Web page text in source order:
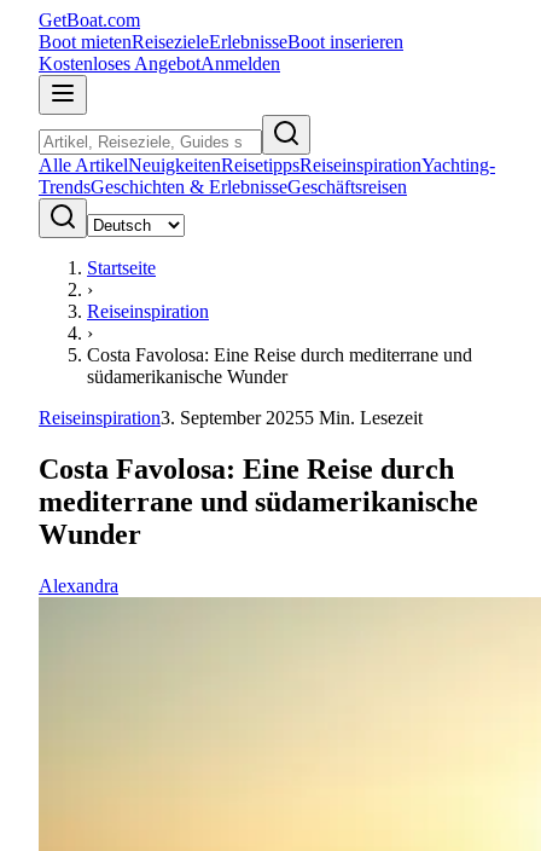
GetBoat.com
Boot mietenReisezieleErlebnisseBoot inserieren
Kostenloses AngebotAnmelden
Alle ArtikelNeuigkeitenReisetippsReiseinspirationYachting-
TrendsGeschichten & ErlebnisseGeschäftsreisen
Startseite
›
Reiseinspiration
›
Costa Favolosa: Eine Reise durch mediterrane und
südamerikanische Wunder
Reiseinspiration3. September 20255 Min. Lesezeit
Costa Favolosa: Eine Reise durch
mediterrane und südamerikanische
Wunder
Alexandra